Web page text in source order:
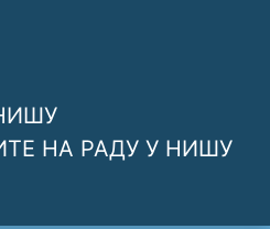
НА РАДУ У НИШУ